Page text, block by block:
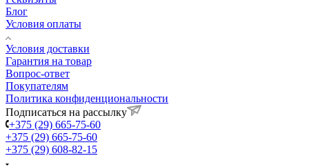
Блог
Условия оплаты
Условия доставки
Гарантия на товар
Вопрос-ответ
Покупателям
Политика конфиденциональности
Подписаться на рассылку
+375 (29) 665-75-60
+375 (29) 665-75-60
+375 (29) 608-82-15